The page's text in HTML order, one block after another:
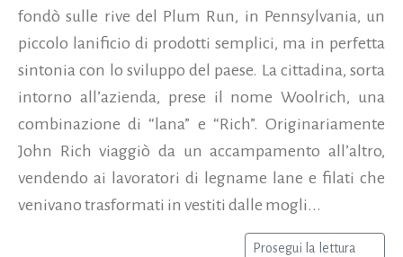
fondò sulle rive del Plum Run, in Pennsylvania, un
piccolo lanificio di prodotti semplici, ma in perfetta
sintonia con lo sviluppo del paese. La cittadina, sorta
intorno all’azienda, prese il nome Woolrich, una
combinazione di “lana” e “Rich”. Originariamente
John Rich viaggiò da un accampamento all’altro,
vendendo ai lavoratori di legname lane e filati che
venivano trasformati in vestiti dalle mogli...
Prosegui la lettura